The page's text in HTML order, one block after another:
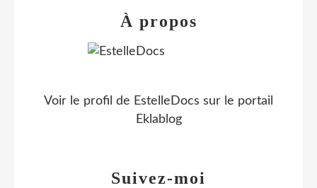
Suivez-moi
À propos
Voir le profil de EstelleDocs sur le portail
Eklablog